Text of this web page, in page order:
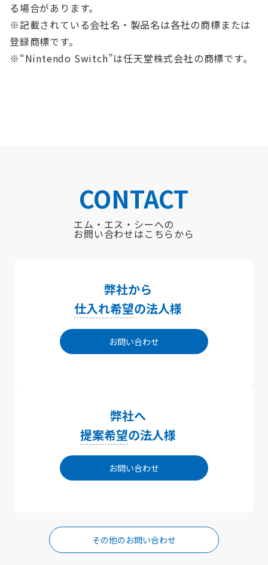
る場合があります。
※記載されている会社名・製品名は各社の商標または
登録商標です。
※“Nintendo Switch”は任天堂株式会社の商標です。
CONTACT
エム・エス・シーへの
お問い合わせはこちらから
弊社から
仕入れ希望の法人様
お問い合わせ
弊社へ
提案希望の法人様
お問い合わせ
その他のお問い合わせ